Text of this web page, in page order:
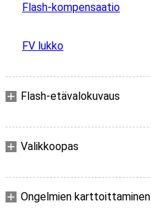
Flash-kompensaatio
FV lukko
Flash-etävalokuvaus
Valikkoopas
Ongelmien karttoittaminen